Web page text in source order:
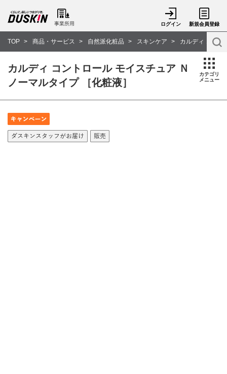
事業所用 ログイン 新規会員登録
TOP 商品・サービス 自然派化粧品 スキンケア カルディ コン
カルディ コントロール モイスチュア Ｎ
ノーマルタイプ ［化粧液］
カテゴリ
メニュー